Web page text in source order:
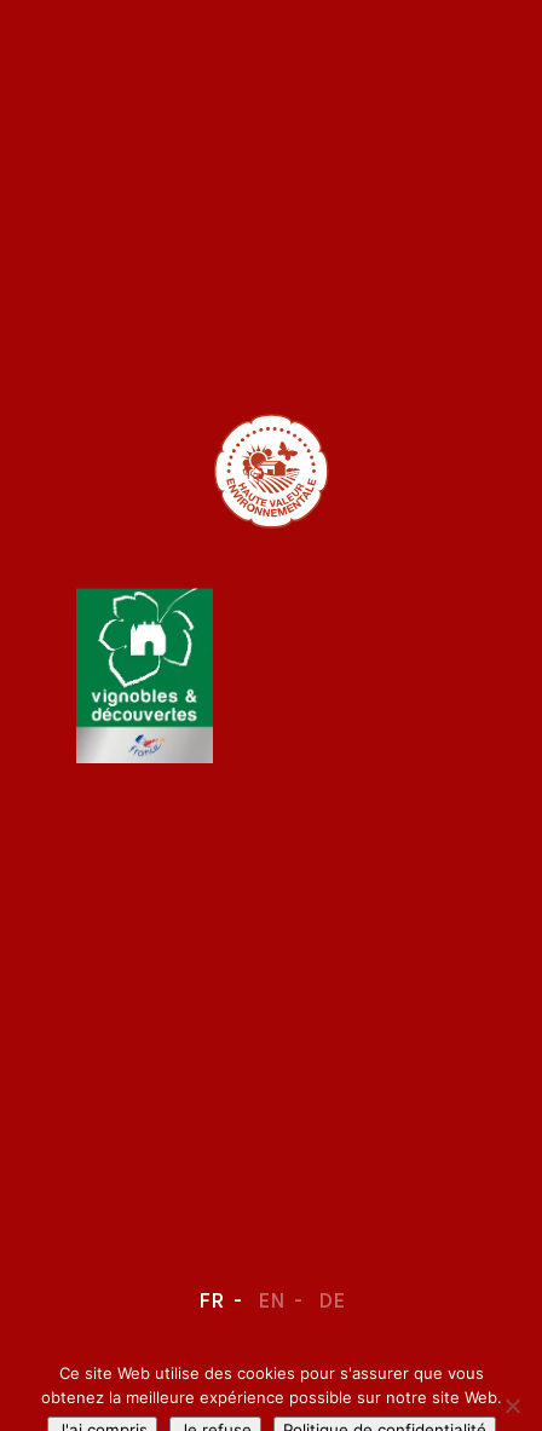
FR EN DE
LEGAL NOTICE–CONFIDENTIALITY
Ce site Web utilise des cookies pour s'assurer que vous
obtenez la meilleure expérience possible sur notre site Web.